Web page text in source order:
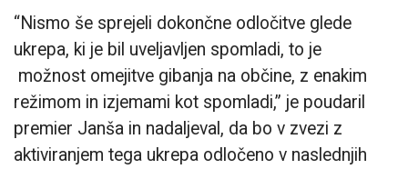
“Nismo še sprejeli dokončne odločitve glede
ukrepa, ki je bil uveljavljen spomladi, to je
možnost omejitve gibanja na občine, z enakim
režimom in izjemami kot spomladi,” je poudaril
premier Janša in nadaljeval, da bo v zvezi z
aktiviranjem tega ukrepa odločeno v naslednjih